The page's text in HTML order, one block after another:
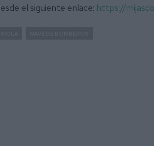
el siguiente enlace: https://